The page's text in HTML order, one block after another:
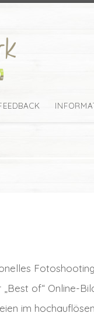
Fotoshooting
of“ Online-
im